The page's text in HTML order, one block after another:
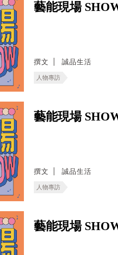
藝能現場
撰文 誠品生活
人物專訪
藝能現場
撰文 誠品生活
人物專訪
藝能現場